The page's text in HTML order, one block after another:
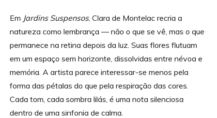
Em Jardins Suspensos, Clara de Montelac recria a
natureza como lembrança — não o que se vê, mas o que
permanece na retina depois da luz. Suas flores flutuam
em um espaço sem horizonte, dissolvidas entre névoa e
memória. A artista parece interessar-se menos pela
forma das pétalas do que pela respiração das cores.
Cada tom, cada sombra lilás, é uma nota silenciosa
dentro de uma sinfonia de calma.